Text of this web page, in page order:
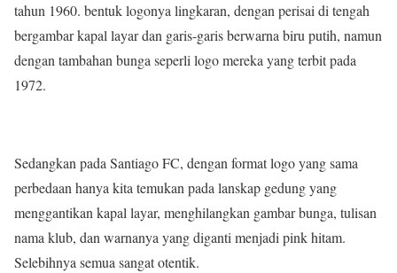
tahun 1960. bentuk logonya lingkaran, dengan perisai di tengah
bergambar kapal layar dan garis-garis berwarna biru putih, namun
dengan tambahan bunga seperli logo mereka yang terbit pada
1972.
Sedangkan pada Santiago FC, dengan format logo yang sama
perbedaan hanya kita temukan pada lanskap gedung yang
menggantikan kapal layar, menghilangkan gambar bunga, tulisan
nama klub, dan warnanya yang diganti menjadi pink hitam.
Selebihnya semua sangat otentik.